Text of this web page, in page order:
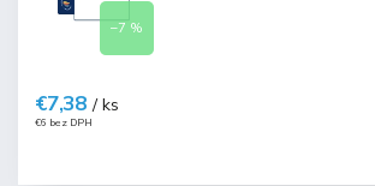
–7 %
€6 bez DPH
€7,38 / ks